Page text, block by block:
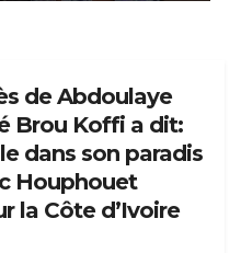
de Abdoulaye
Brou Koffi a dit:
dans son paradis
Houphouet
la Côte d’Ivoire